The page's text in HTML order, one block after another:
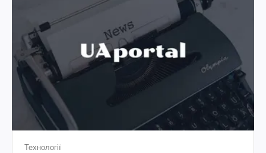
Технології